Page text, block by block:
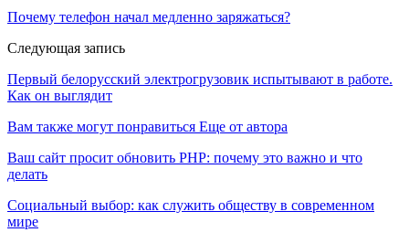
Почему телефон начал медленно заряжаться?
Следующая запись
Первый белорусский электрогрузовик испытывают в работе.
Как он выглядит
Вам также могут понравиться Еще от автора
Ваш сайт просит обновить PHP: почему это важно и что
делать
Социальный выбор: как служить обществу в современном
мире